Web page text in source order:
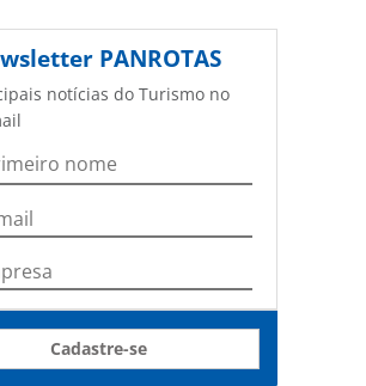
PANROTAS
notícias do Turismo no
Cadastre-se